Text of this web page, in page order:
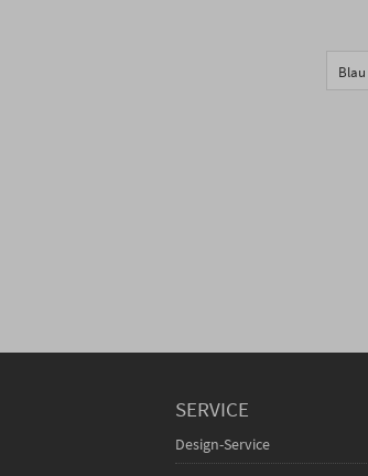
Blau
SERVICE
Design-Service